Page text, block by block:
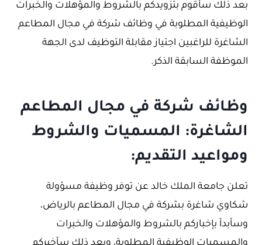
بعد ذلك سأقوم بتزويدكم بالشروط والمؤهلات والخبرات
الوظيفية المطلوبة في وظائف شركة في مجال المطاعم
الشاغرة للراغبين اجتياز مقابلة التوظيف لدى الجهة
الموظفة السابقة الذكر.
وظائف شركة في مجال المطاعم
الشاغرة: المسميات والشروط
ومواعيد التقديم:
تعلن جامعة الملك خالد عن توفر وظيفة مسؤولة
شكاوي شاغرة بشركة في مجال المطاعم بالرياض،
وسأبدأ بإخباركم بالشروط والمؤهلات والخبرات